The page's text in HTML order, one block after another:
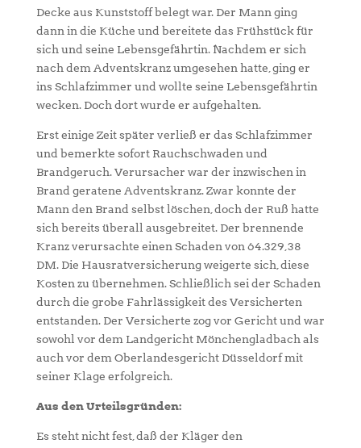
Decke aus Kunststoff belegt war. Der Mann ging
dann in die Küche und bereitete das Frühstück für
sich und seine Lebensgefährtin. Nachdem er sich
nach dem Adventskranz umgesehen hatte, ging er
ins Schlafzimmer und wollte seine Lebensgefährtin
wecken. Doch dort wurde er aufgehalten.
Erst einige Zeit später verließ er das Schlafzimmer
und bemerkte sofort Rauchschwaden und
Brandgeruch. Verursacher war der inzwischen in
Brand geratene Adventskranz. Zwar konnte der
Mann den Brand selbst löschen, doch der Ruß hatte
sich bereits überall ausgebreitet. Der brennende
Kranz verursachte einen Schaden von 64.329,38
DM. Die Hausratversicherung weigerte sich, diese
Kosten zu übernehmen. Schließlich sei der Schaden
durch die grobe Fahrlässigkeit des Versicherten
entstanden. Der Versicherte zog vor Gericht und war
sowohl vor dem Landgericht Mönchengladbach als
auch vor dem Oberlandesgericht Düsseldorf mit
seiner Klage erfolgreich.
Aus den Urteilsgründen:
Es steht nicht fest, daß der Kläger den